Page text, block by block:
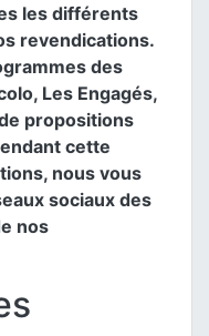
les différents
revendications.
des
Les Engagés,
propositions
cette
nous vous
sociaux des
nos